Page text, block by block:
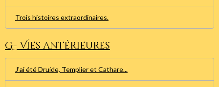
Trois histoires extraordinaires.
G- Vies antérieures
J'ai été Druide, Templier et Cathare...